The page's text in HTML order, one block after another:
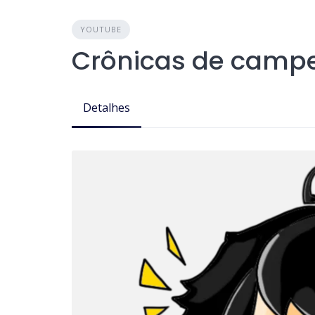
YOUTUBE
Crônicas de
Detalhes